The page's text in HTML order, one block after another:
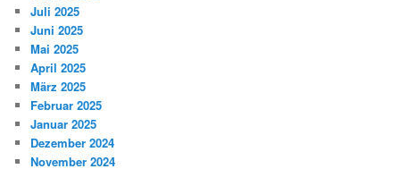
Juli 2025
Juni 2025
Mai 2025
April 2025
März 2025
Februar 2025
Januar 2025
Dezember 2024
November 2024